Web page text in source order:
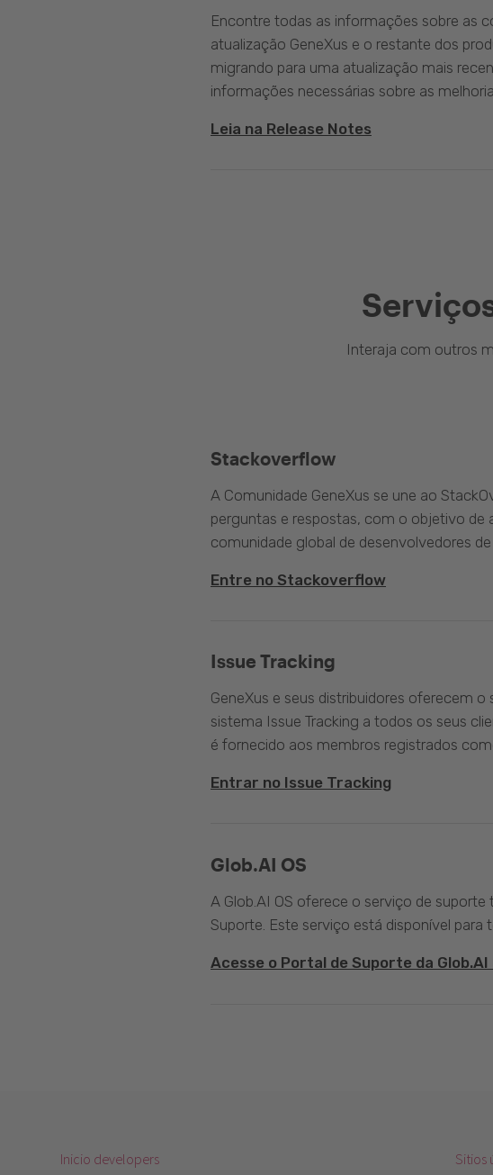
Encontre todas as informações sobre as
atualização GeneXus e o restante dos
migrando para uma atualização mais
informações necessárias sobre as
Leia na Release Notes
Interaja com outros
Stackoverflow
A Comunidade GeneXus se une ao
perguntas e respostas, com o objetivo de
comunidade global de desenvolvedores
Entre no Stackoverflow
Issue Tracking
GeneXus e seus distribuidores oferecem
sistema Issue Tracking a todos os seus
é fornecido aos membros registrados
Entrar no Issue Tracking
Glob.AI OS
A Glob.AI OS oferece o serviço de
Suporte. Este serviço está disponível para
Acesse o Portal de Suporte da Glob.AI
Inicio developers Sitios